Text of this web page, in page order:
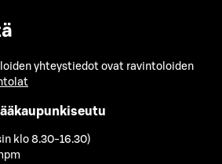
yhteystiedot ovat ravintoloiden
klo 8.30-16.30)